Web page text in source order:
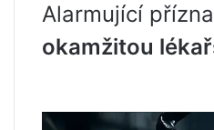
Alarmující
okamžitou